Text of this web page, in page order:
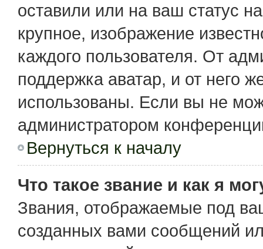
оставили или на ваш статус
крупное, изображение
каждого пользователя. От
поддержка аватар, и от него
использованы. Если вы не
администратором
Вернуться к началу
Что такое звание и как я
Звания, отображаемые под
созданных вами сообщений